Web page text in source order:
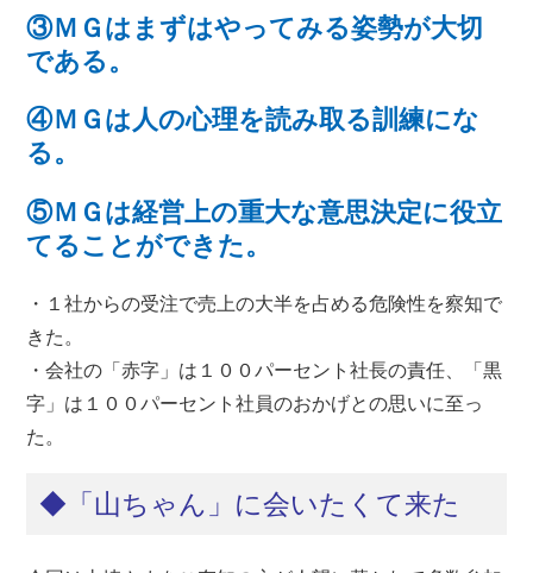
③ＭＧはまずはやってみる姿勢が大切
である。
④ＭＧは人の心理を読み取る訓練にな
る。
⑤ＭＧは経営上の重大な意思決定に役立
てることができた。
・１社からの受注で売上の大半を占める危険性を察知で
きた。
・会社の「赤字」は１００パーセント社長の責任、「黒
字」は１００パーセント社員のおかげとの思いに至っ
た。
◆「山ちゃん」に会いたくて来た